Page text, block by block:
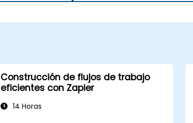
Construcción de flujos de trabajo
eficientes con Zapier
14 Horas